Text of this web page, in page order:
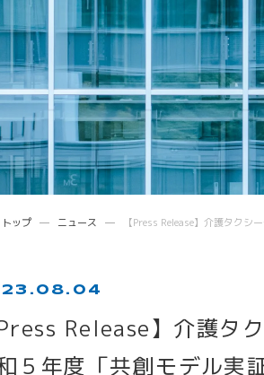
トップ ニュース 【Press Release】介護タク